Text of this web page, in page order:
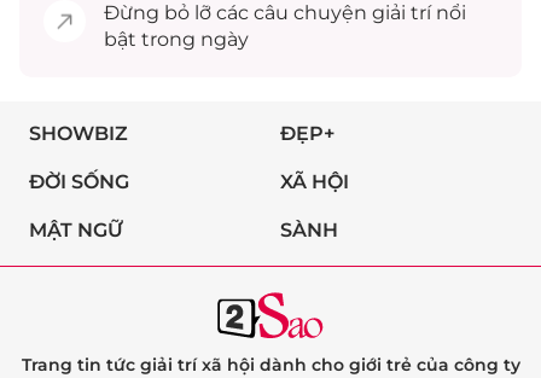
Đừng bỏ lỡ các câu chuyện giải trínổi
bật trong ngày
SHOWBIZ ĐẸP+
ĐỜI SỐNG XÃ HỘI
MẬT NGỮ SÀNH
Trang tin tức giải trí xã hội dành cho giới trẻ của công ty